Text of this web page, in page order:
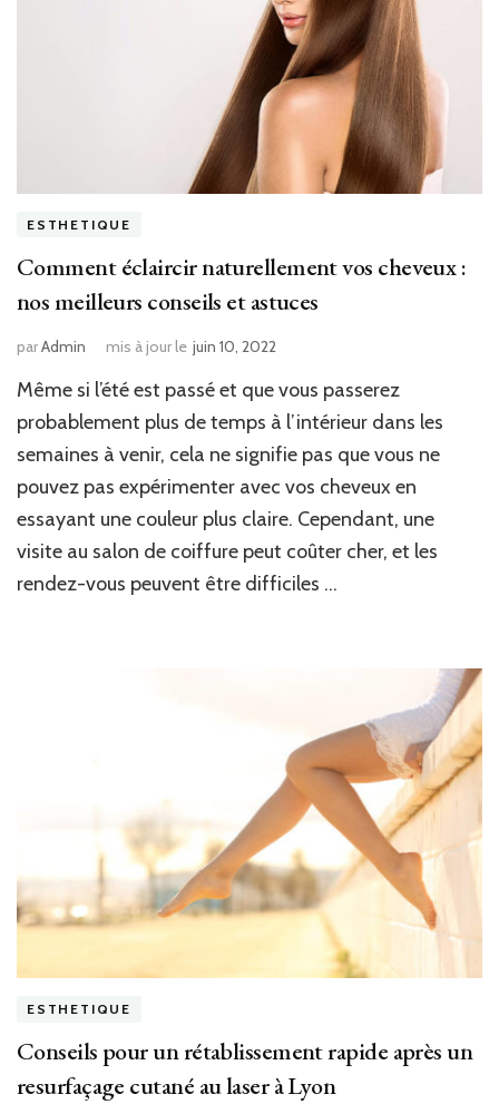
ESTHETIQUE
Comment éclaircir naturellement vos cheveux :
nos meilleurs conseils et astuces
parAdmin mis à jour le juin 10, 2022
Même si l’été est passé et que vous passerez
probablement plus de temps à l’intérieur dans les
semaines à venir, cela ne signifie pas que vous ne
pouvez pas expérimenter avec vos cheveux en
essayant une couleur plus claire. Cependant, une
visite au salon de coiffure peut coûter cher, et les
rendez-vous peuvent être difficiles …
ESTHETIQUE
Conseils pour un rétablissement rapide après un
resurfaçage cutané au laser à Lyon